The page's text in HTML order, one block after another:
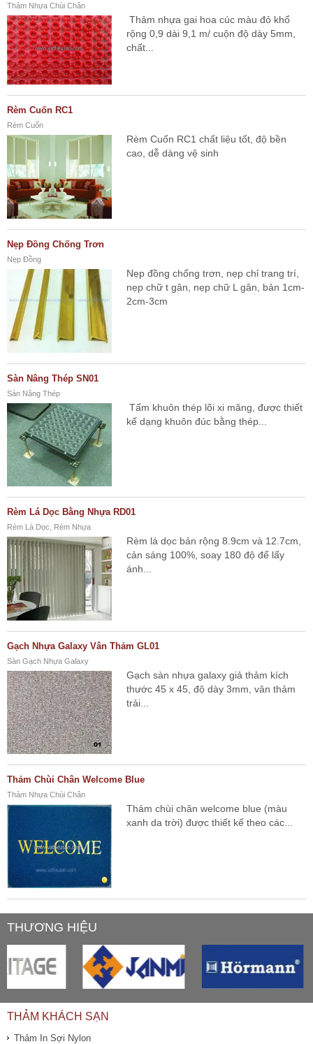
Thảm Nhựa Chùi Chân
Thảm nhựa gai hoa cúc màu đỏ khổ
rộng 0,9 dài 9,1 m/ cuộn độ dày 5mm,
chất...
Rèm Cuốn RC1
Rèm Cuốn
Rèm Cuốn RC1 chất liệu tốt, độ bền
cao, dễ dàng vệ sinh
Nẹp Đồng Chống Trơn
Nẹp Đồng
Nẹp đồng chống trơn, nẹp chỉ trang trí,
nẹp chữ t gân, nẹp chữ L gân, bản 1cm-
2cm-3cm
Sàn Nâng Thép SN01
Sàn Nâng Thép
Tấm khuôn thép lõi xi măng, được thiết
kế dạng khuôn đúc bằng thép...
Rèm Lá Dọc Bằng Nhựa RD01
Rèm Lá Dọc, Rèm Nhựa
Rèm lá dọc bản rộng 8.9cm và 12.7cm,
cản sáng 100%, soay 180 độ để lấy
ánh...
Gạch Nhựa Galaxy Vân Thảm GL01
Sàn Gạch Nhựa Galaxy
Gạch sàn nhựa galaxy giả thảm kích
thước 45 x 45, độ dày 3mm, vân thảm
trải...
Thảm Chùi Chân Welcome Blue
Thảm Nhựa Chùi Chân
Thảm chùi chân welcome blue (màu
xanh da trời) được thiết kế theo các...
THƯƠNG HIỆU
THẢM KHÁCH SẠN
Thảm In Sợi Nylon